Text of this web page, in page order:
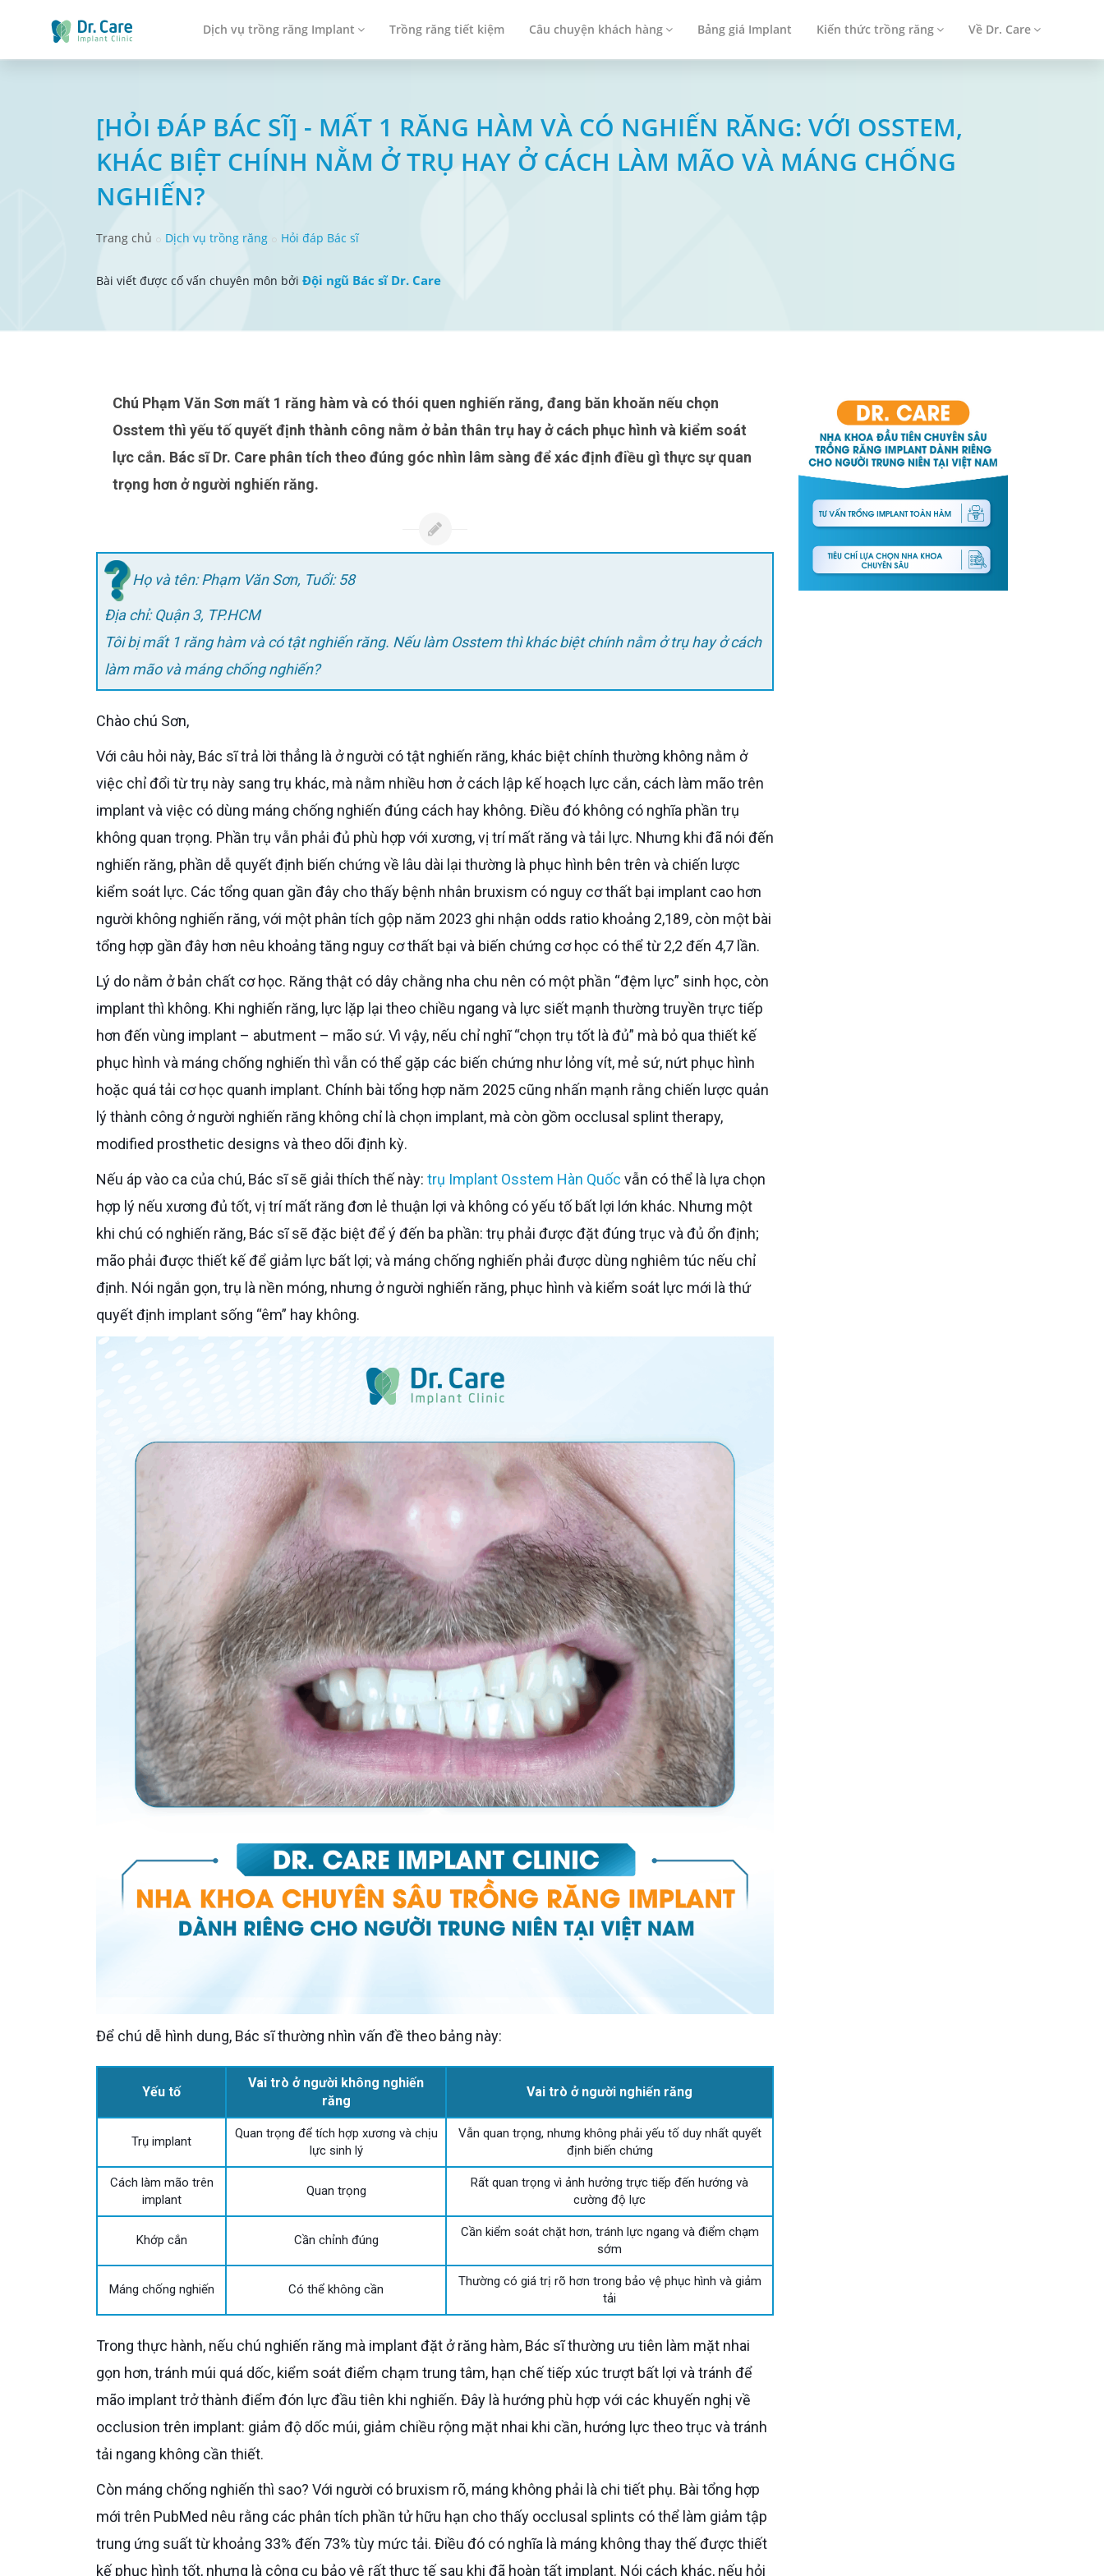
Dịch vụ trồng răng Implant Trồng răng tiết kiệm Câu chuyện khách hàng Bảng giá Implant Kiến thức trồng răng Về Dr. Care
[HỎI ĐÁP BÁC SĨ] - MẤT 1 RĂNG HÀM VÀ CÓ NGHIẾN RĂNG: VỚI OSSTEM,
KHÁC BIỆT CHÍNH NẰM Ở TRỤ HAY Ở CÁCH LÀM MÃO VÀ MÁNG CHỐNG
NGHIẾN?
Trang chủ Dịch vụ trồng răng Hỏi đáp Bác sĩ
Bài viết được cố vấn chuyên môn bởi Đội ngũ Bác sĩ Dr. Care
Chú Phạm Văn Sơn mất 1 răng hàm và có thói quen nghiến răng, đang băn khoăn nếu chọn
Osstem thì yếu tố quyết định thành công nằm ở bản thân trụ hay ở cách phục hình và kiểm soát
lực cắn. Bác sĩ Dr. Care phân tích theo đúng góc nhìn lâm sàng để xác định điều gì thực sự quan
trọng hơn ở người nghiến răng.
Họ và tên: Phạm Văn Sơn, Tuổi: 58
Địa chỉ: Quận 3, TP.HCM
Tôi bị mất 1 răng hàm và có tật nghiến răng. Nếu làm Osstem thì khác biệt chính nằm ở trụ hay ở cách
làm mão và máng chống nghiến?
Chào chú Sơn,
Với câu hỏi này, Bác sĩ trả lời thẳng là ở người có tật nghiến răng, khác biệt chính thường không nằm ở
việc chỉ đổi từ trụ này sang trụ khác, mà nằm nhiều hơn ở cách lập kế hoạch lực cắn, cách làm mão trên
implant và việc có dùng máng chống nghiến đúng cách hay không. Điều đó không có nghĩa phần trụ
không quan trọng. Phần trụ vẫn phải đủ phù hợp với xương, vị trí mất răng và tải lực. Nhưng khi đã nói đến
nghiến răng, phần dễ quyết định biến chứng về lâu dài lại thường là phục hình bên trên và chiến lược
kiểm soát lực. Các tổng quan gần đây cho thấy bệnh nhân bruxism có nguy cơ thất bại implant cao hơn
người không nghiến răng, với một phân tích gộp năm 2023 ghi nhận odds ratio khoảng 2,189, còn một bài
tổng hợp gần đây hơn nêu khoảng tăng nguy cơ thất bại và biến chứng cơ học có thể từ 2,2 đến 4,7 lần.
Lý do nằm ở bản chất cơ học. Răng thật có dây chằng nha chu nên có một phần “đệm lực” sinh học, còn
implant thì không. Khi nghiến răng, lực lặp lại theo chiều ngang và lực siết mạnh thường truyền trực tiếp
hơn đến vùng implant – abutment – mão sứ. Vì vậy, nếu chỉ nghĩ “chọn trụ tốt là đủ” mà bỏ qua thiết kế
phục hình và máng chống nghiến thì vẫn có thể gặp các biến chứng như lỏng vít, mẻ sứ, nứt phục hình
hoặc quá tải cơ học quanh implant. Chính bài tổng hợp năm 2025 cũng nhấn mạnh rằng chiến lược quản
lý thành công ở người nghiến răng không chỉ là chọn implant, mà còn gồm occlusal splint therapy,
modified prosthetic designs và theo dõi định kỳ.
Nếu áp vào ca của chú, Bác sĩ sẽ giải thích thế này: trụ Implant Osstem Hàn Quốc vẫn có thể là lựa chọn
hợp lý nếu xương đủ tốt, vị trí mất răng đơn lẻ thuận lợi và không có yếu tố bất lợi lớn khác. Nhưng một
khi chú có nghiến răng, Bác sĩ sẽ đặc biệt để ý đến ba phần: trụ phải được đặt đúng trục và đủ ổn định;
mão phải được thiết kế để giảm lực bất lợi; và máng chống nghiến phải được dùng nghiêm túc nếu chỉ
định. Nói ngắn gọn, trụ là nền móng, nhưng ở người nghiến răng, phục hình và kiểm soát lực mới là thứ
quyết định implant sống “êm” hay không.
Để chú dễ hình dung, Bác sĩ thường nhìn vấn đề theo bảng này:
Yếu tố
Vai trò ở người không nghiến
răng
Vai trò ở người nghiến răng
Trụ implant
Quan trọng để tích hợp xương và chịu
lực sinh lý
Vẫn quan trọng, nhưng không phải yếu tố duy nhất quyết
định biến chứng
Cách làm mão trên
implant
Quan trọng
Rất quan trọng vì ảnh hưởng trực tiếp đến hướng và
cường độ lực
Khớp cắn Cần chỉnh đúng
Cần kiểm soát chặt hơn, tránh lực ngang và điểm chạm
sớm
Máng chống nghiến Có thể không cần
Thường có giá trị rõ hơn trong bảo vệ phục hình và giảm
tải
Trong thực hành, nếu chú nghiến răng mà implant đặt ở răng hàm, Bác sĩ thường ưu tiên làm mặt nhai
gọn hơn, tránh múi quá dốc, kiểm soát điểm chạm trung tâm, hạn chế tiếp xúc trượt bất lợi và tránh để
mão implant trở thành điểm đón lực đầu tiên khi nghiến. Đây là hướng phù hợp với các khuyến nghị về
occlusion trên implant: giảm độ dốc múi, giảm chiều rộng mặt nhai khi cần, hướng lực theo trục và tránh
tải ngang không cần thiết.
Còn máng chống nghiến thì sao? Với người có bruxism rõ, máng không phải là chi tiết phụ. Bài tổng hợp
mới trên PubMed nêu rằng các phân tích phần tử hữu hạn cho thấy occlusal splints có thể làm giảm tập
trung ứng suất từ khoảng 33% đến 73% tùy mức tải. Điều đó có nghĩa là máng không thay thế được thiết
kế phục hình tốt, nhưng là công cụ bảo vệ rất thực tế sau khi đã hoàn tất implant. Nói cách khác, nếu hỏi